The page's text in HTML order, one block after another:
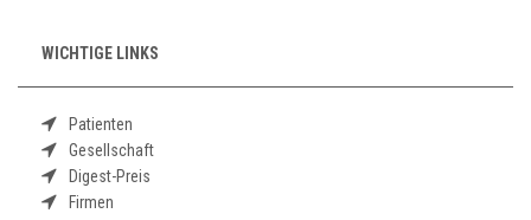
WICHTIGE LINKS
Patienten
Gesellschaft
Digest-Preis
Firmen